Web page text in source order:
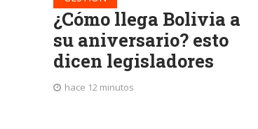
¿Cómo llega Bolivia a
su aniversario? esto
dicen legisladores
hace 12 minutos